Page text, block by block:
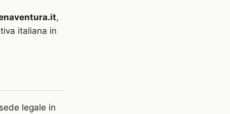
,
italiana in
legale in